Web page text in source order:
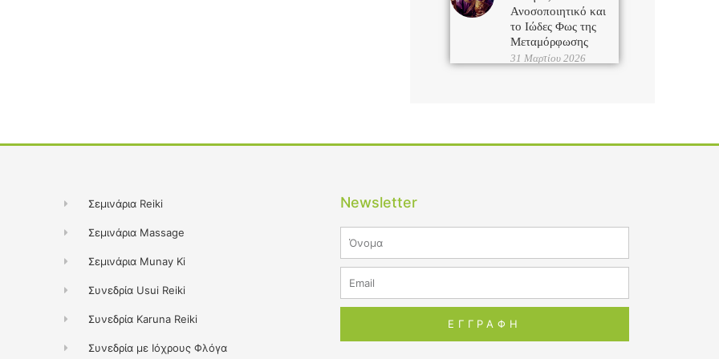
Ανοσοποιητικό και
το Ιώδες Φως της
Μεταμόρφωσης
31 Μαρτίου 2026
Σεμινάρια Reiki
Σεμινάρια Massage
Σεμινάρια Munay Ki
Συνεδρία Usui Reiki
Συνεδρία Karuna Reiki
Συνεδρία με Ιόχρους Φλόγα
Newsletter
Name
Email
ΕΓΓΡΑΦΗ